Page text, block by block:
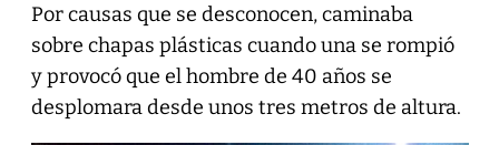
Por causas que se desconocen, caminaba
sobre chapas plásticas cuando una se rompió
y provocó que el hombre de 40 años se
desplomara desde unos tres metros de altura.